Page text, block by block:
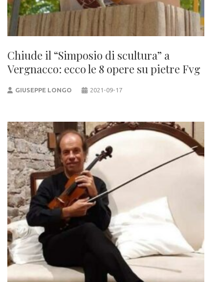
Chiude il “Simposio di scultura” a
Vergnacco: ecco le 8 opere su pietre Fvg
GIUSEPPE LONGO 2021-09-17